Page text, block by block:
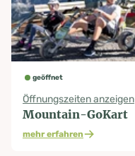
geöffnet
Öffnungszeiten anzeigen
Mountain-GoKart
mehr erfahren